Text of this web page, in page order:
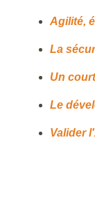
Agilité,
La
Un
Le
Valider